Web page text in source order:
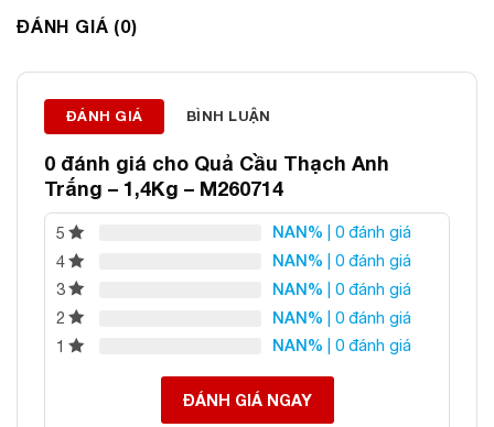
ĐÁNH GIÁ (0)
ĐÁNH GIÁ BÌNH LUẬN
0 đánh giá cho Quả Cầu Thạch Anh
Trắng – 1,4Kg – M260714
5 NAN% | 0 đánh giá
4
NAN% | 0 đánh giá
3
NAN% | 0 đánh giá
2
NAN% | 0 đánh giá
1
NAN% | 0 đánh giá
ĐÁNH GIÁ NGAY